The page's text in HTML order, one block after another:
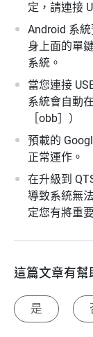
定，請連接
Android 系
身上面的單
系統。
當您連接
系統會自動
［obb］）
預載的
正常運作。
在升級到
導致系統無
定您有將重
這篇文章有幫
是